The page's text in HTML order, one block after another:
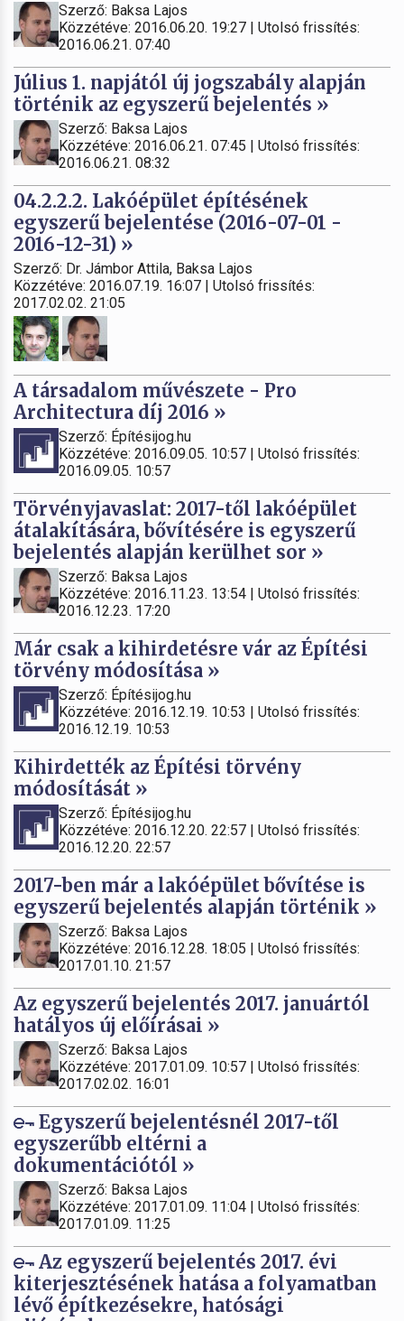
Szerző: Baksa Lajos
Közzétéve: 2016.06.20. 19:27 | Utolsó frissítés:
2016.06.21. 07:40
Július 1. napjától új jogszabály alapján
történik az egyszerű bejelentés »
Szerző: Baksa Lajos
Közzétéve: 2016.06.21. 07:45 | Utolsó frissítés:
2016.06.21. 08:32
04.2.2.2. Lakóépület építésének
egyszerű bejelentése (2016-07-01 -
2016-12-31) »
Szerző: Dr. Jámbor Attila, Baksa Lajos
Közzétéve: 2016.07.19. 16:07 | Utolsó frissítés:
2017.02.02. 21:05
A társadalom művészete - Pro
Architectura díj 2016 »
Szerző: Építésijog.hu
Közzétéve: 2016.09.05. 10:57 | Utolsó frissítés:
2016.09.05. 10:57
Törvényjavaslat: 2017-től lakóépület
átalakítására, bővítésére is egyszerű
bejelentés alapján kerülhet sor »
Szerző: Baksa Lajos
Közzétéve: 2016.11.23. 13:54 | Utolsó frissítés:
2016.12.23. 17:20
Már csak a kihirdetésre vár az Építési
törvény módosítása »
Szerző: Építésijog.hu
Közzétéve: 2016.12.19. 10:53 | Utolsó frissítés:
2016.12.19. 10:53
Kihirdették az Építési törvény
módosítását »
Szerző: Építésijog.hu
Közzétéve: 2016.12.20. 22:57 | Utolsó frissítés:
2016.12.20. 22:57
2017-ben már a lakóépület bővítése is
egyszerű bejelentés alapján történik »
Szerző: Baksa Lajos
Közzétéve: 2016.12.28. 18:05 | Utolsó frissítés:
2017.01.10. 21:57
Az egyszerű bejelentés 2017. januártól
hatályos új előírásai »
Szerző: Baksa Lajos
Közzétéve: 2017.01.09. 10:57 | Utolsó frissítés:
2017.02.02. 16:01
Egyszerű bejelentésnél 2017-től
egyszerűbb eltérni a
dokumentációtól »
Szerző: Baksa Lajos
Közzétéve: 2017.01.09. 11:04 | Utolsó frissítés:
2017.01.09. 11:25
Az egyszerű bejelentés 2017. évi
kiterjesztésének hatása a folyamatban
lévő építkezésekre, hatósági